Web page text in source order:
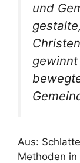
und
Aus:
Methoden in